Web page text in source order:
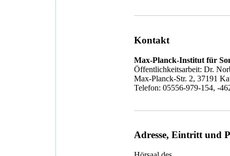
Kontakt
Max-Planck-Institut für
Öffentlichkeitsarbeit: Dr.
Max-Planck-Str. 2, 37191
Telefon: 05556-979-154, -
Adresse, Eintritt und